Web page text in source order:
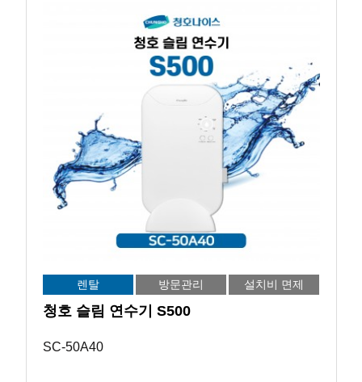
렌탈 방문관리 설치비 면제
청호 슬림 연수기 S500
SC-50A40